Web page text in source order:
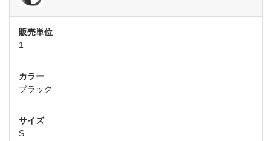
1
ブラック
S